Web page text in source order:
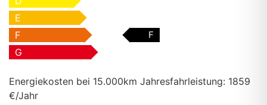
E
F
F
G
Energiekosten bei 15.000km Jahresfahrleistung: 1859
€/Jahr